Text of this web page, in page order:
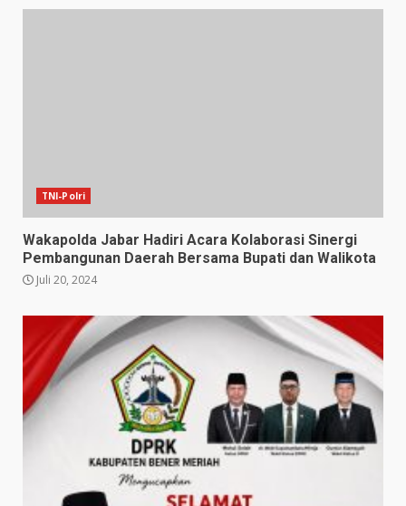
TNI-Polri
Wakapolda Jabar Hadiri Acara Kolaborasi Sinergi
Pembangunan Daerah Bersama Bupati dan Walikota
Juli 20, 2024